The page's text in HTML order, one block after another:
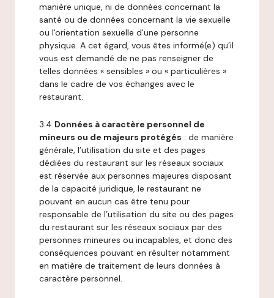
manière unique, ni de données concernant la
santé ou de données concernant la vie sexuelle
ou l'orientation sexuelle d'une personne
physique. A cet égard, vous êtes informé(e) qu’il
vous est demandé de ne pas renseigner de
telles données « sensibles » ou « particulières »
dans le cadre de vos échanges avec le
restaurant.
3.4 Données à caractère personnel de
mineurs ou de majeurs protégés : de manière
générale, l’utilisation du site et des pages
dédiées du restaurant sur les réseaux sociaux
est réservée aux personnes majeures disposant
de la capacité juridique, le restaurant ne
pouvant en aucun cas être tenu pour
responsable de l’utilisation du site ou des pages
du restaurant sur les réseaux sociaux par des
personnes mineures ou incapables, et donc des
conséquences pouvant en résulter notamment
en matière de traitement de leurs données à
caractère personnel.